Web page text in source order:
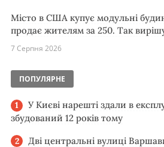
Місто в США купує модульні
продає жителям за 250. Так
7 Серпня 2026
ПОПУЛЯРНЕ
У Києві нарешті здали в
збудований 12 років тому
Дві центральні вулиці